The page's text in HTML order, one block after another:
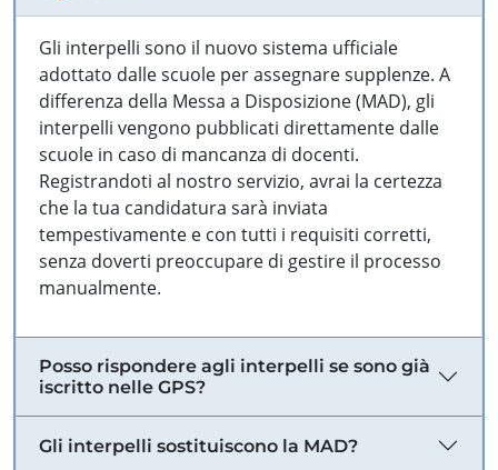
Gli interpelli sono il nuovo sistema ufficiale
adottato dalle scuole per assegnare supplenze. A
differenza della Messa a Disposizione (MAD), gli
interpelli vengono pubblicati direttamente dalle
scuole in caso di mancanza di docenti.
Registrandoti al nostro servizio, avrai la certezza
che la tua candidatura sarà inviata
tempestivamente e con tutti i requisiti corretti,
senza doverti preoccupare di gestire il processo
manualmente.
Posso rispondere agli interpelli se sono già
iscritto nelle GPS?
Gli interpelli sostituiscono la MAD?